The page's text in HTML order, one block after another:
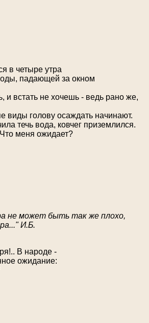
в четыре утра
падающей за окном
и встать не хочешь - ведь рано же,
виды голову осаждать начинают.
течь вода, ковчег приземлился.
меня ожидает?
не может быть так же плохо,
И.Б.
В народе -
ожидание: